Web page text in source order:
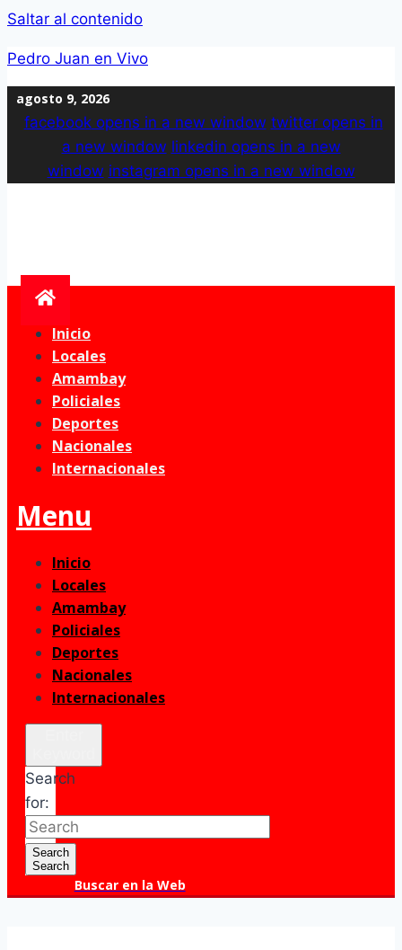
Saltar al contenido
Pedro Juan en Vivo
agosto 9, 2026
facebookopens in a new window twitteropens in
a new window linkedin opens in a new
window instagram opens in a new window
Inicio
Locales
Amambay
Policiales
Deportes
Nacionales
Internacionales
Menu
Inicio
Locales
Amambay
Policiales
Deportes
Nacionales
Internacionales
Search
for:
Search
Search
Buscar en la Web